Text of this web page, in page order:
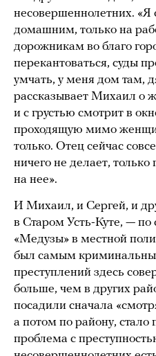
несовершеннолетних. «Я
домашним, только на
дорожникам во благо
перекантоваться, суды
умчать, у меня дом там,
рассказывает Михаил о
и с грустью смотрит в
проходящую мимо
только. Отец сейчас
ничего не делает, только
на нее».
И Михаил, и Сергей, и
в Старом Усть-Куте, — по
«Медузы» в местной
был самым
преступлений здесь
больше, чем в других
посадили сначала
а потом по району,
проблема с